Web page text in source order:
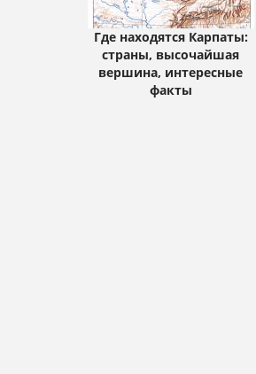
Где находятся Карпаты:
страны, высочайшая
вершина, интересные
факты